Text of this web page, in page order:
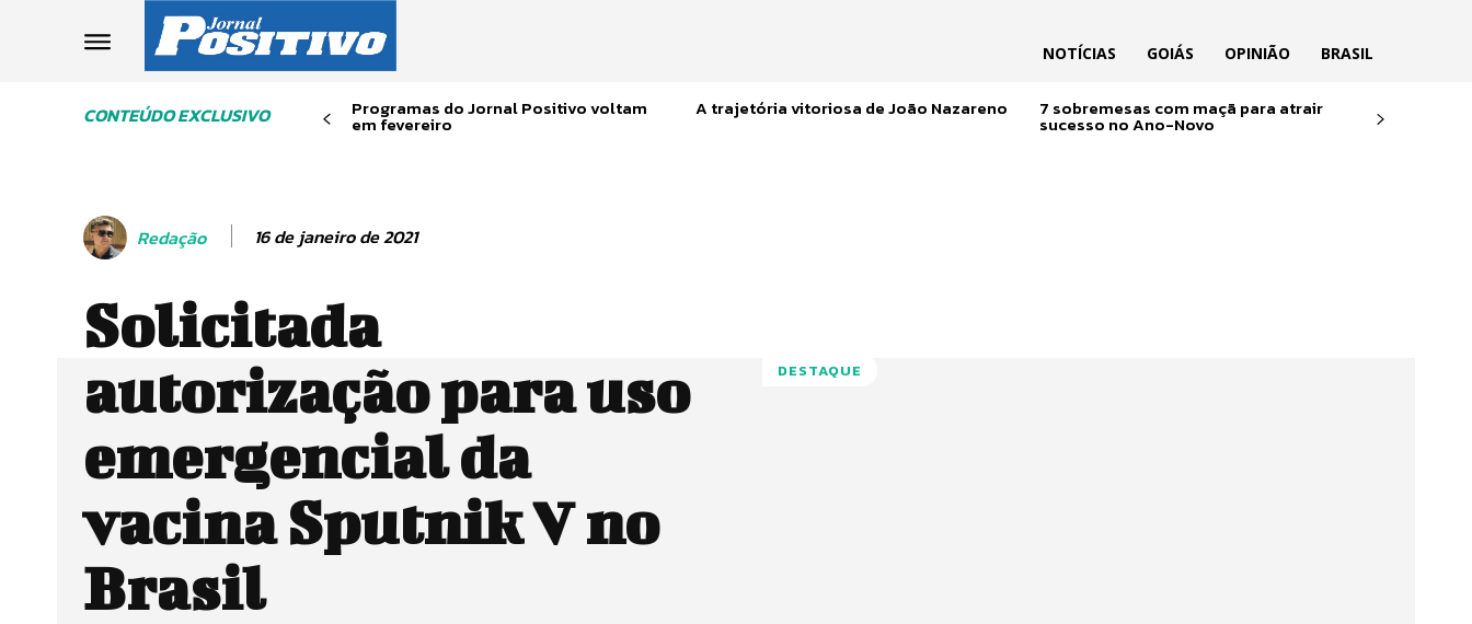
NOTÍCIAS GOIÁS OPINIÃO BRASIL
CONTEÚDO EXCLUSIVO Programas do Jornal Positivo voltam
em fevereiro
A trajetória vitoriosa de João Nazareno 7 sobremesas com maçã para atrair
sucesso no Ano-Novo
Redação 16 de janeiro de 2021
Solicitada
autorização para uso
emergencial da
vacina Sputnik V no
Brasil
DESTAQUE